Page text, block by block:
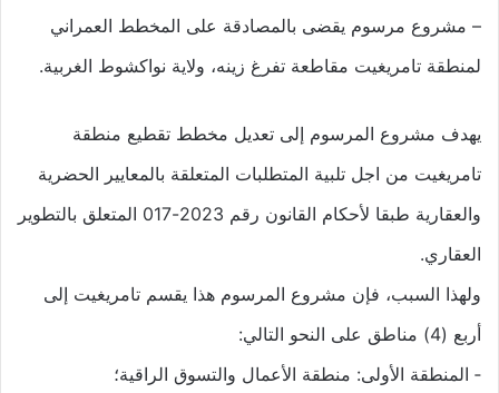
– مشروع مرسوم يقضى بالمصادقة على المخطط العمراني
لمنطقة تامريغيت مقاطعة تفرغ زينه، ولاية نواكشوط الغربية.
يهدف مشروع المرسوم إلى تعديل مخطط تقطيع منطقة
تامريغيت من اجل تلبية المتطلبات المتعلقة بالمعايير الحضرية
والعقارية طبقا لأحكام القانون رقم 2023-017 المتعلق بالتطوير
العقاري.
ولهذا السبب، فإن مشروع المرسوم هذا يقسم تامريغيت إلى
أربع (4) مناطق على النحو التالي:
‐ المنطقة الأولى: منطقة الأعمال والتسوق الراقية؛